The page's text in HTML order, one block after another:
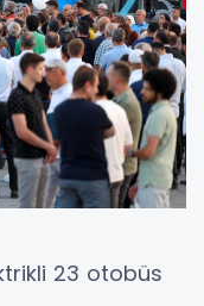
23 otobüs